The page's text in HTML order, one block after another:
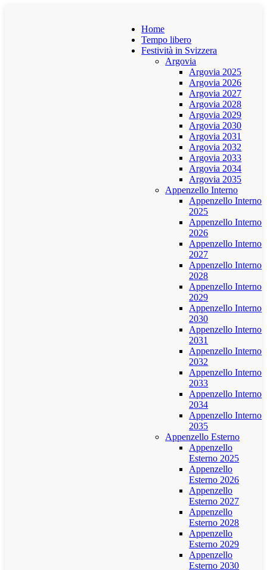
Home
Tempo libero
Festività in Svizzera
Argovia
Argovia 2025
Argovia 2026
Argovia 2027
Argovia 2028
Argovia 2029
Argovia 2030
Argovia 2031
Argovia 2032
Argovia 2033
Argovia 2034
Argovia 2035
Appenzello Interno
Appenzello Interno
2025
Appenzello Interno
2026
Appenzello Interno
2027
Appenzello Interno
2028
Appenzello Interno
2029
Appenzello Interno
2030
Appenzello Interno
2031
Appenzello Interno
2032
Appenzello Interno
2033
Appenzello Interno
2034
Appenzello Interno
2035
Appenzello Esterno
Appenzello
Esterno 2025
Appenzello
Esterno 2026
Appenzello
Esterno 2027
Appenzello
Esterno 2028
Appenzello
Esterno 2029
Appenzello
Esterno 2030